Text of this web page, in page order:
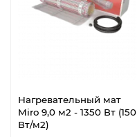
Нагревательный мат
Miro 9,0 м2 - 1350 Вт (150
Вт/м2)